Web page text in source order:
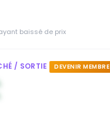
baissé de prix
/ SORTIE DEVENIR MEMBRE